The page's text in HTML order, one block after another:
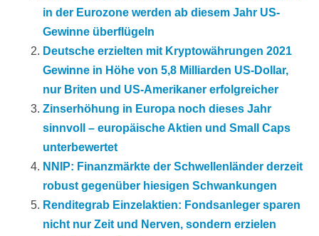
in der Eurozone werden ab diesem Jahr US-
Gewinne überflügeln
Deutsche erzielten mit Kryptowährungen 2021
Gewinne in Höhe von 5,8 Milliarden US-Dollar,
nur Briten und US-Amerikaner erfolgreicher
Zinserhöhung in Europa noch dieses Jahr
sinnvoll – europäische Aktien und Small Caps
unterbewertet
NNIP: Finanzmärkte der Schwellenländer derzeit
robust gegenüber hiesigen Schwankungen
Renditegrab Einzelaktien: Fondsanleger sparen
nicht nur Zeit und Nerven, sondern erzielen